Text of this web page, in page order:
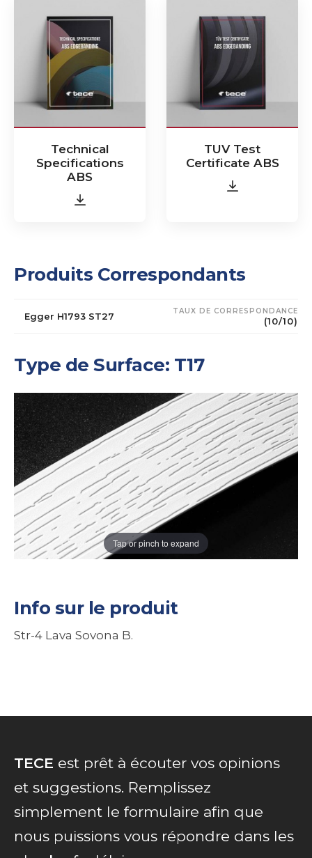
Technical
Specifications
ABS
TUV Test
Certificate ABS
Produits Correspondants
Egger H1793 ST27 TAUX DE CORRESPONDANCE
(10/10)
Type de Surface: T17
Tap or pinch to expand
Info sur le produit
Str-4 Lava Sovona B.
TECE est prêt à écouter vos opinions
et suggestions. Remplissez
simplement le formulaire afin que
nous puissions vous répondre dans les